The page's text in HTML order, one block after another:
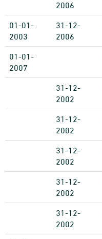
2006
01-01-
2003
31-12-
2006
01-01-
2007
31-12-
2002
31-12-
2002
31-12-
2002
31-12-
2002
31-12-
2002